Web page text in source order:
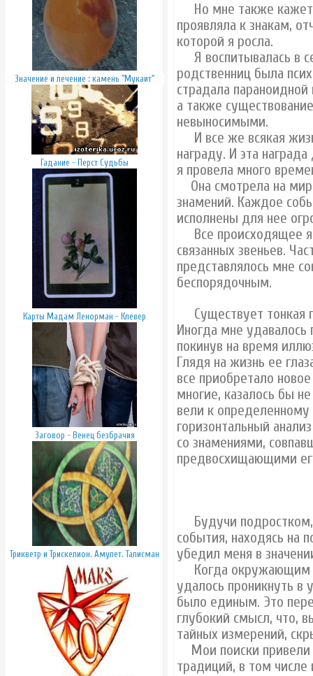
Значение и лечение : камень "Мукаит"
Гадание - Перст Судьбы
Карты Мадам Ленорман - Клевер
Заговор - Венец безбрачия
Трикветр и Трискелион. Амулет. Талисман
Но мне также
проявляла к знакам,
которой я росла.
Я воспитывалась в
родственниц была
страдала
а также
невыносимыми.
И все же всякая
награду. И эта
я провела много
Она смотрела на
знамений. Каждое
исполнены для нее
Все происходящее
связанных звеньев.
представлялось мне
беспорядочным.
Существует тонкая
Иногда мне удавалось
покинув на время
Глядя на жизнь ее
все приобретало
многие, казалось бы
вели к
горизонтальный
со знамениями,
предвосхищающими
Будучи
события, находясь на
убедил меня в
Когда окружающим
удалось проникнуть в
было единым. Это
глубокий смысл, что,
тайных измерений,
Мои поиски привели
традиций, в том